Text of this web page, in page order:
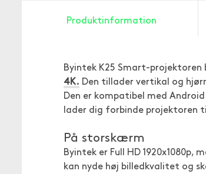
Produktinformation
Byintek K25 Smart-projektoren
4K. Den tillader vertikal og
Den er kompatibel med Android
lader dig forbinde projektoren
På storskærm
Byintek er Full HD
kan nyde høj billedkvalitet og